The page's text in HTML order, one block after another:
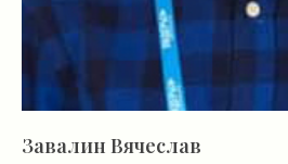
Завалин Вячеслав